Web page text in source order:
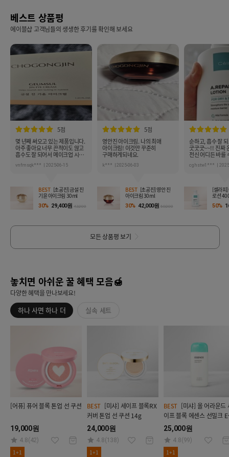
베스트 상품평
에이블샵 고객님들의 생생한 후기를 확인해 보세요
5점
몇 년째 써오고 있는 제품입니다.
아주 좋아요 너무 끈적이도 않고
흡수도 잘 되어서 메이크업 시
뭉치지도 않고 쫀쫀합니다.
vnfmsqk*** 2025-06-15
BEST
기윤 아이크림 30ml
30% 29,400원 42,000
5점
영안진 아이크림. 나의 최애
아이크림! 이것만 꾸준히
구매하게되네요.
k*** 2025-06-03
BEST
아이크림 30ml
30% 42,000원 60,000
순하고, 흡수 잘
굿굿굿~~!! 진짜
전신 어디든 바를
cghstw1***
[셀라피
로션
50%
모든 상품평 보기
놓치면 아쉬운 꿀 혜택 모음🍯
다양한 혜택을 만나보세요!
하나 사면 하나 더 실속 세트
[어퓨] 퓨어 블록 톤업 선 쿠션
19,000원
4.8(42)
1+1
BEST
커버 톤업 선 쿠션 14g
24,000원
4.8(138)
1+1
BEST
이프 블록 에센스 선밀크
SPF50+/PA+++ 70ml
25,000원
4.8(99)
1+1